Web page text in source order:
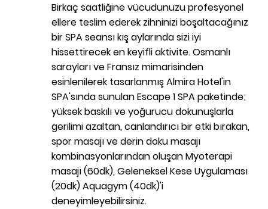
Birkaç saatliğine vücudunuzu profesyonel
ellere teslim ederek zihninizi boşaltacağınız
bir SPA seansı kış aylarında sizi iyi
hissettirecek en keyifli aktivite. Osmanlı
sarayları ve Fransız mimarisinden
esinlenilerek tasarlanmış Almira Hotel'in
SPA'sında sunulan Escape 1 SPA paketinde;
yüksek baskılı ve yoğurucu dokunuşlarla
gerilimi azaltan, canlandırıcı bir etki bırakan,
spor masajı ve derin doku masajı
kombinasyonlarından oluşan Myoterapi
masajı (60dk), Geleneksel Kese Uygulaması
(20dk) Aquagym (40dk)'i
deneyimleyebilirsiniz.